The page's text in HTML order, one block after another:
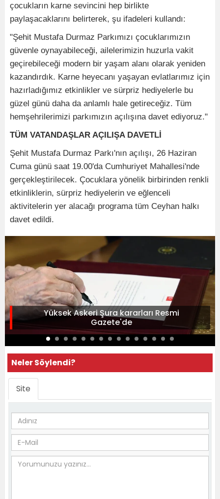
çocukların karne sevincini hep birlikte
paylaşacaklarını belirterek, şu ifadeleri kullandı:
"Şehit Mustafa Durmaz Parkımızı çocuklarımızın
güvenle oynayabileceği, ailelerimizin huzurla vakit
geçirebileceği modern bir yaşam alanı olarak yeniden
kazandırdık. Karne heyecanı yaşayan evlatlarımız için
hazırladığımız etkinlikler ve sürpriz hediyelerle bu
güzel günü daha da anlamlı hale getireceğiz. Tüm
hemşehrilerimizi parkımızın açılışına davet ediyoruz."
TÜM VATANDAŞLAR AÇILIŞA DAVETLİ
Şehit Mustafa Durmaz Parkı'nın açılışı, 26 Haziran
Cuma günü saat 19.00'da Cumhuriyet Mahallesi'nde
gerçekleştirilecek. Çocuklara yönelik birbirinden renkli
etkinliklerin, sürpriz hediyelerin ve eğlenceli
aktivitelerin yer alacağı programa tüm Ceyhan halkı
davet edildi.
Yüksek Askeri Şura kararları Resmi
Gazete'de
Neler Söylendi?
Site